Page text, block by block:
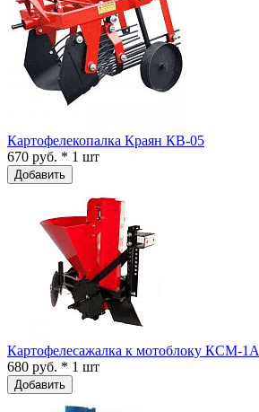
Картофелекопалка Краян КВ-05
670 руб. * 1 шт
Добавить
Картофелесажалка к мотоблоку КСМ-1А
680 руб. * 1 шт
Добавить